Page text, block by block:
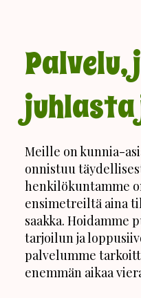
Palvelu,
juhlasta
Meille on kunnia-
onnistuu
henkilökuntamme
ensimetreiltä aina
saakka. Hoidamme
tarjoilun ja
palvelumme
enemmän aikaa